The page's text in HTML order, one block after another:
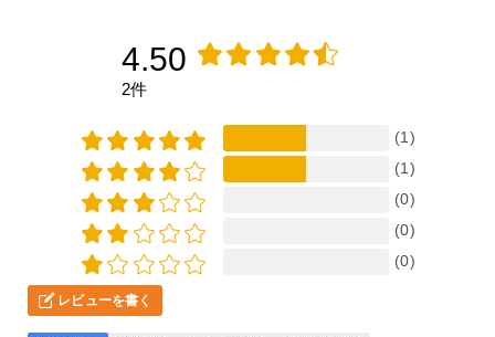
4.50
2件
(1)
(1)
(0)
(0)
(0)
レビューを書く